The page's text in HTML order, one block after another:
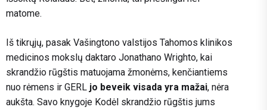
matome.
Iš tikrųjų, pasak Vašingtono valstijos Tahomos klinikos
medicinos mokslų daktaro Jonathano Wrighto, kai
skrandžio rūgštis matuojama žmonėms, kenčiantiems
nuo rėmens ir GERL jo beveik visada yra mažai, nėra
aukšta. Savo knygoje Kodėl skrandžio rūgštis jums